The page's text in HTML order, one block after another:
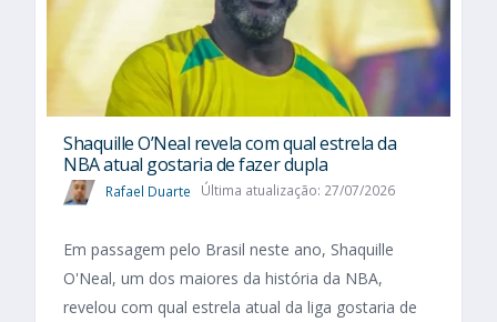
Shaquille O’Neal revela com qual estrela da
NBA atual gostaria de fazer dupla
Rafael Duarte Última atualização: 27/07/2026
Em passagem pelo Brasil neste ano, Shaquille
O'Neal, um dos maiores da história da NBA,
revelou com qual estrela atual da liga gostaria de